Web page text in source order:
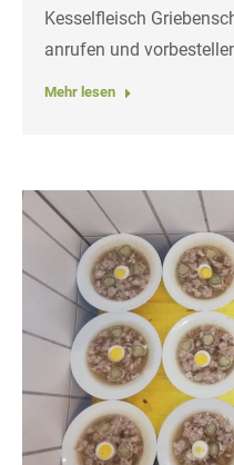
Kesselfleisch
anrufen und
Mehr lesen